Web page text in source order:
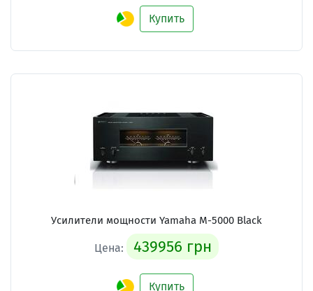
Купить
Усилители мощности Yamaha M-5000 Black
Цена: 439956 грн
Купить